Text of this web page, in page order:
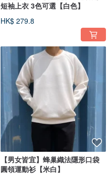
短袖上衣 3色可選【白色】
HK$ 279.8
【男女皆宜】蜂巢織法隱形口袋
圓領運動衫【米白】